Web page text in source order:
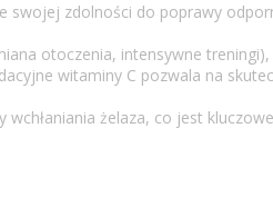
swojej zdolności do poprawy
otoczenia, intensywne
witaminy C pozwala na
żelaza, co jest